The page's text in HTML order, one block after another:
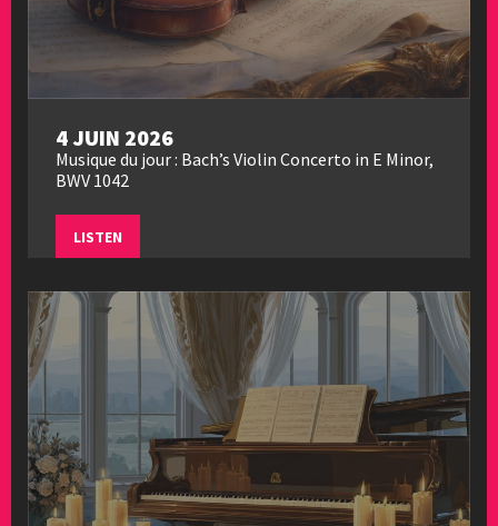
4 JUIN 2026
Musique du jour : Bach’s Violin Concerto in E Minor,
BWV 1042
LISTEN